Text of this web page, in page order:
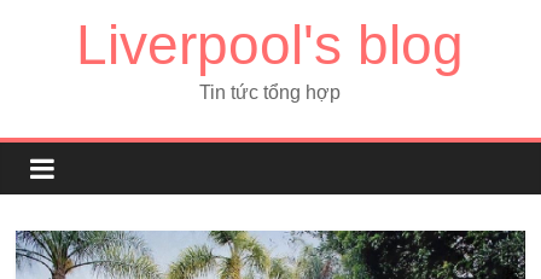
Liverpool's blog
Tin tức tổng hợp